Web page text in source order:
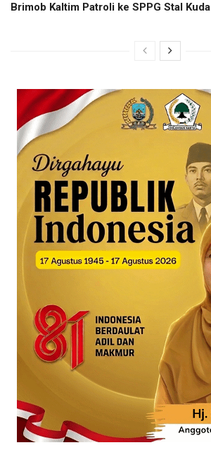
Brimob Kaltim Patroli ke SPPG Stal Kuda